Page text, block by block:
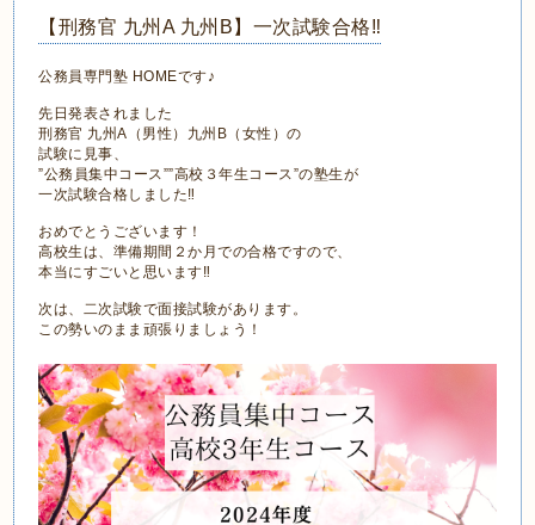
【刑務官 九州A 九州B】一次試験合格‼
公務員専門塾 HOMEです♪
先日発表されました
刑務官 九州A（男性）九州B（女性）の
試験に見事、
”公務員集中コース””高校３年生コース”の塾生が
一次試験合格しました‼
おめでとうございます！
高校生は、準備期間２か月での合格ですので、
本当にすごいと思います‼
次は、二次試験で面接試験があります。
この勢いのまま頑張りましょう！